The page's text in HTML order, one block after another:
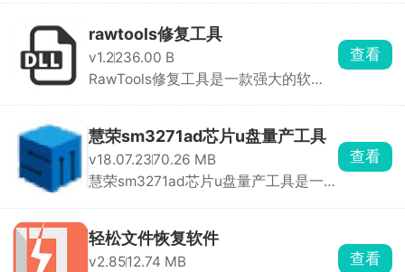
rawtools修复工具
v1.2236.00 B
RawTools修复工具是一款强大的软
查看
慧荣sm3271ad芯片u盘量产工具
v18.07.2370.26 MB
慧荣sm3271ad芯片u盘量产工具是一款
查看
轻松文件恢复软件
v2.8512.74 MB
查看